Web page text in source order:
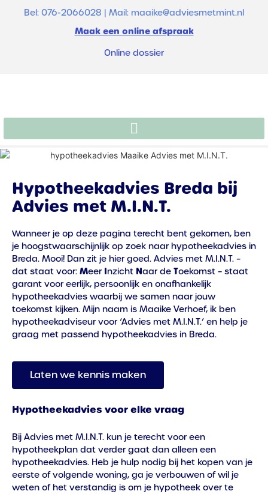
Bel: 076-2066028 | Mail: maaike@adviesmetmint.nl
Maak een online afspraak
Online dossier
Hypotheekadvies Breda bij
Advies met M.I.N.T.
Wanneer je op deze pagina terecht bent gekomen, ben
je hoogstwaarschijnlijk op zoek naar hypotheekadvies in
Breda. Mooi! Dan zit je hier goed. Advies met M.I.N.T. –
dat staat voor: Meer Inzicht Naar de Toekomst – staat
garant voor eerlijk, persoonlijk en onafhankelijk
hypotheekadvies waarbij we samen naar jouw
toekomst kijken. Mijn naam is Maaike Verhoef, ik ben
hypotheekadviseur voor ‘Advies met M.I.N.T.’ en help je
graag met passend hypotheekadvies in Breda.
Laten we kennis maken
Hypotheekadvies voor elke vraag
Bij Advies met M.I.N.T. kun je terecht voor een
hypotheekplan dat verder gaat dan alleen een
hypotheekadvies. Heb je hulp nodig bij het kopen van je
eerste of volgende woning, ga je verbouwen of wil je
weten of het verstandig is om je hypotheek over te